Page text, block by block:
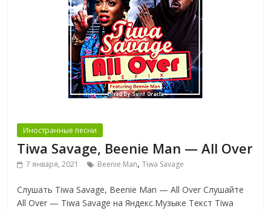
Иностранные песни
Tiwa Savage, Beenie Man — All Over
7 января, 2021 Beenie Man,Tiwa Savage
Слушать Tiwa Savage, Beenie Man — All Over Слушайте
All Over — Tiwa Savage на Яндекс.Музыке Текст Tiwa